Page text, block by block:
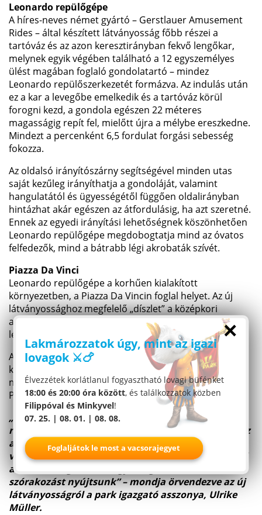
Leonardo repülőgépe
A híres-neves német gyártó – Gerstlauer Amusement
Rides – által készített látványosság főbb részei a
tartóváz és az azon keresztirányban fekvő lengőkar,
melynek egyik végében található a 12 egyszemélyes
ülést magában foglaló gondolatartó – mindez
Leonardo repülőszerkezetét formázva. Az indulás után
ez a kar a levegőbe emelkedik és a tartóváz körül
forogni kezd, a gondola egészen 22 méteres
magasságig repít fel, mielőtt újra a mélybe ereszkedne.
Mindezt a percenként 6,5 fordulat forgási sebesség
fokozza.
Az oldalsó irányítószárny segítségével minden utas
saját kezűleg irányíthatja a gondoláját, valamint
hangulatától és ügyességétől függően oldalirányban
hintázhat akár egészen az átfordulásig, ha azt szeretné.
Ennek az egyedi irányítási lehetőségnek köszönhetően
Leonardo repülőgépe megdobogtatja mind az óvatos
felfedezők, mind a bátrabb légi akrobaták szívét.
Piazza Da Vinci
Leonardo repülőgépe a korhűen kialakított
környezetben, a Piazza Da Vincin foglal helyet. Az új
látványossághoz megfelelő „díszlet” a középkori
akvadukt, a mediterrán növényzet és a Da Vinci idején
létező olasz városokra jellemző épületek.
Az első repülőgépen kívül még sok más találmányt
köszönhetünk a mesternek. Ezek közül néhány – úgy
mint a fából készült daru és a kanalas kotrógép – a
Piazza körül modell formájában csodálható meg.
„Az interaktív jellegének köszönhetően Leonardo
repülőgépe nagyszámú célközönséget szólít meg. Ez
a fajta sétarepülés a park fiatalabb és idősebb
vendégei számára egyaránt élmény, ezáltal teljesül
az a kívánságunk is, hogy az egész család számára
szórakozást nyújtsunk” – mondja örvendezve az új
látványosságról a park igazgató asszonya, Ulrike
Müller.
×
Lakmározzatok úgy, mint az igazi
lovagok ⚔️🍗
Élvezzétek korlátlanul fogyasztható lovagi büfénket
18:00 és 20:00 óra között, és találkozzatok közben
Filippóval és Minkyvel!
07. 25. | 08. 01. | 08. 08.
Foglaljátok le most a vacsorajegyet